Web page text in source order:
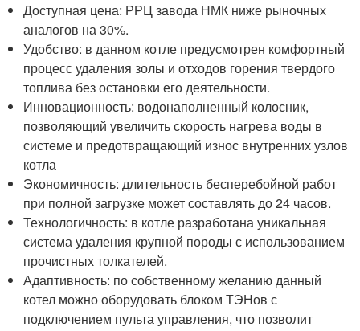
Доступная цена: РРЦ завода НМК ниже рыночных
аналогов на 30%.
Удобство: в данном котле предусмотрен комфортный
процесс удаления золы и отходов горения твердого
топлива без остановки его деятельности.
Инновационность: водонаполненный колосник,
позволяющий увеличить скорость нагрева воды в
системе и предотвращающий износ внутренних узлов
котла
Экономичность: длительность бесперебойной работ
при полной загрузке может составлять до 24 часов.
Технологичность: в котле разработана уникальная
система удаления крупной породы с использованием
прочистных толкателей.
Адаптивность: по собственному желанию данный
котел можно оборудовать блоком ТЭНов с
подключением пульта управления, что позволит